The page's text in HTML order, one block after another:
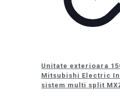
Unitate exterioara
Mitsubishi Electric
sistem multi split